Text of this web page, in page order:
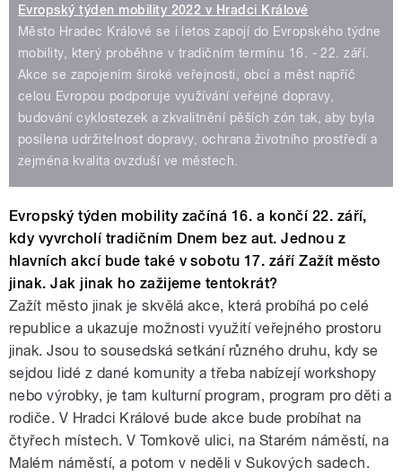
Evropský týden mobility 2022 v Hradci Králové
Město Hradec Králové se i letos zapojí do Evropského týdne
mobility, který proběhne v tradičním termínu 16. - 22. září.
Akce se zapojením široké veřejnosti, obcí a měst napříč
celou Evropou podporuje využívání veřejné dopravy,
budování cyklostezek a zkvalitnění pěších zón tak, aby byla
posílena udržitelnost dopravy, ochrana životního prostředí a
zejména kvalita ovzduší ve městech.
Evropský týden mobility začíná 16. a končí 22. září,
kdy vyvrcholí tradičním Dnem bez aut. Jednou z
hlavních akcí bude také v sobotu 17. září Zažít město
jinak. Jak jinak ho zažijeme tentokrát?
Zažít město jinak je skvělá akce, která probíhá po celé
republice a ukazuje možnosti využití veřejného prostoru
jinak. Jsou to sousedská setkání různého druhu, kdy se
sejdou lidé z dané komunity a třeba nabízejí workshopy
nebo výrobky, je tam kulturní program, program pro děti a
rodiče. V Hradci Králové bude akce bude probíhat na
čtyřech místech. V Tomkově ulici, na Starém náměstí, na
Malém náměstí, a potom v neděli v Sukových sadech.